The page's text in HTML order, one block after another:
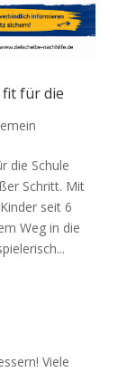
fit für die
die Schule
Schritt. Mit
seit 6
Weg in die
Viele